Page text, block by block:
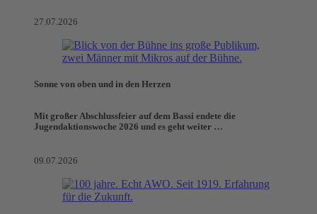
27.07.2026
Sonne von oben und in den Herzen
Mit großer Abschlussfeier auf dem Bassi endete die
Jugendaktionswoche 2026 und es geht weiter …
09.07.2026